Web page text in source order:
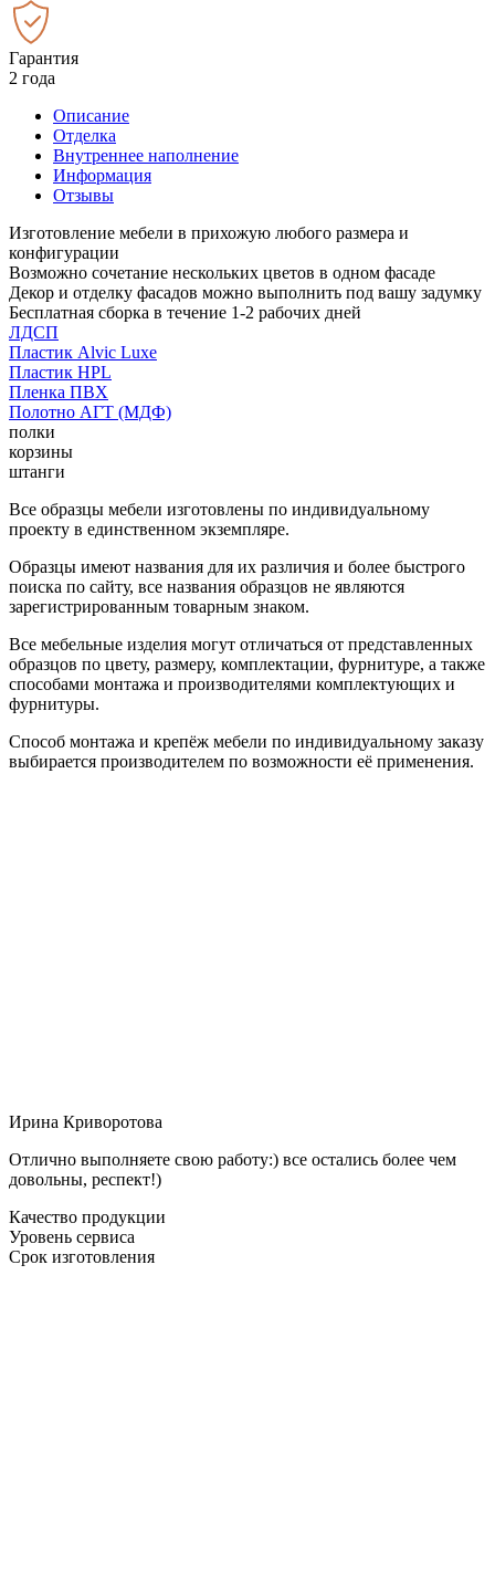
Гарантия
2 года
Описание
Отделка
Внутреннее наполнение
Информация
Отзывы
Изготовление мебели в прихожую любого размера и
конфигурации
Возможно сочетание нескольких цветов в одном фасаде
Декор и отделку фасадов можно выполнить под вашу задумку
Бесплатная сборка в течение 1-2 рабочих дней
ЛДСП
Пластик Alvic Luxe
Пластик HPL
Пленка ПВХ
Полотно АГТ (МДФ)
полки
корзины
штанги
Все образцы мебели изготовлены по индивидуальному
проекту в единственном экземпляре.
Образцы имеют названия для их различия и более быстрого
поиска по сайту, все названия образцов не являются
зарегистрированным товарным знаком.
Все мебельные изделия могут отличаться от представленных
образцов по цвету, размеру, комплектации, фурнитуре, а также
способами монтажа и производителями комплектующих и
фурнитуры.
Способ монтажа и крепёж мебели по индивидуальному заказу
выбирается производителем по возможности её применения.
Ирина Криворотова
Отлично выполняете свою работу:) все остались более чем
довольны, респект!)
Качество продукции
Уровень сервиса
Срок изготовления